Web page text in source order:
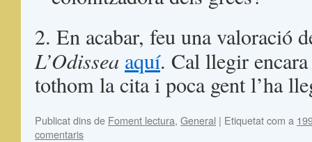
2. En acabar, feu una valoració
L’Odissea aquí. Cal llegir
tothom la cita i poca gent l’ha
Publicat dins de Foment lectura, General | Etiquetat com a
comentaris